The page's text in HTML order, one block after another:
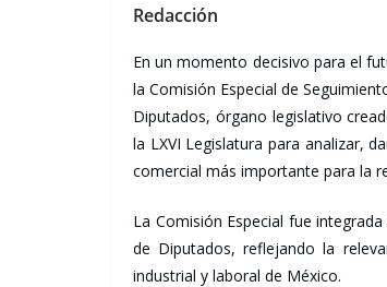
Redacción
En un momento decisivo para el
la Comisión Especial de
Diputados, órgano legislativo
la LXVI Legislatura para analizar,
comercial más importante para la
La Comisión Especial fue
de Diputados, reflejando la
industrial y laboral de México.